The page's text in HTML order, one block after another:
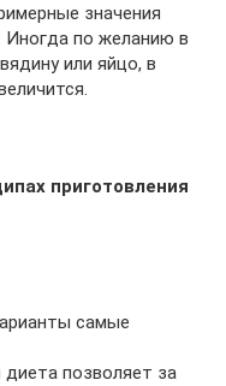
значения
Иногда по желанию в
или яйцо, в
приготовления
самые
позволяет за